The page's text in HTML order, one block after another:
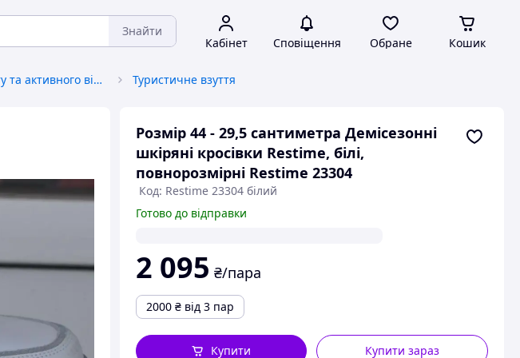
Знайти
Кабінет Сповіщення Обране Кошик
Взуття для спорту та активного відпочинку Туристичне взуття
Розмір 44 - 29,5 сантиметра Демісезонні
шкіряні кросівки Restime, білі,
повнорозмірні Restime 23304
Код: Restime 23304 білий
Готово до відправки
2 095 ₴/пара
2000 ₴ від 3 пар
Купити зараз
Купити